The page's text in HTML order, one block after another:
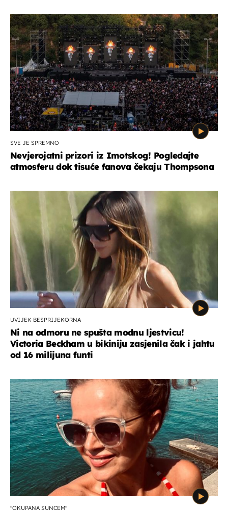
SVE JE SPREMNO
Nevjerojatni prizori iz Imotskog! Pogledajte
atmosferu dok tisuće fanova čekaju Thompsona
UVIJEK BESPRIJEKORNA
Ni na odmoru ne spušta modnu ljestvicu!
Victoria Beckham u bikiniju zasjenila čak i jahtu
od 16 milijuna funti
"OKUPANA SUNCEM"